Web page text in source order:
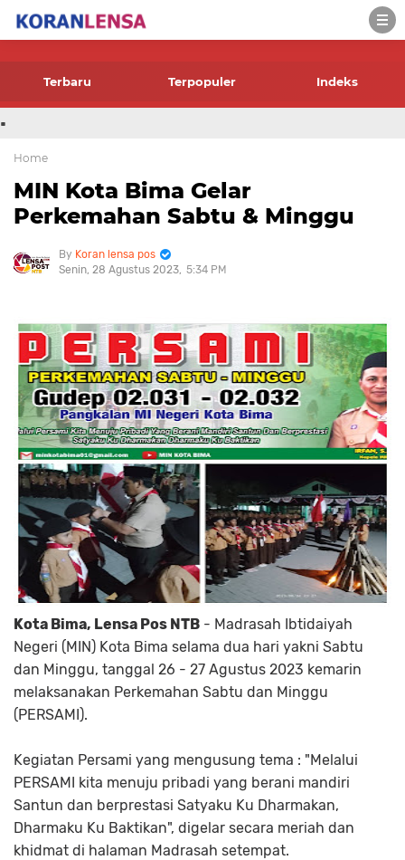
-->
Terbaru Terpopuler Indeks
.
Home
MIN Kota Bima Gelar
Perkemahan Sabtu & Minggu
Koran lensa pos
Senin, 28 Agustus 2023 5:34 PM
Kota Bima, Lensa Pos NTB - Madrasah Ibtidaiyah
Negeri (MIN) Kota Bima selama dua hari yakni Sabtu
dan Minggu, tanggal 26 - 27 Agustus 2023 kemarin
melaksanakan Perkemahan Sabtu dan Minggu
(PERSAMI).
Kegiatan Persami yang mengusung tema : "Melalui
PERSAMI kita menuju pribadi yang berani mandiri
Santun dan berprestasi Satyaku Ku Dharmakan,
Dharmaku Ku Baktikan", digelar secara meriah dan
khidmat di halaman Madrasah setempat.